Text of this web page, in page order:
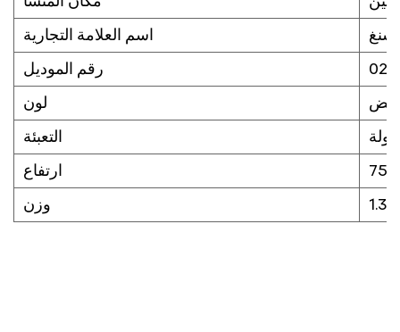
اسم العلامة التجارية شنغ
رقم الموديل
لون
التعبئة
ارتفاع
وزن